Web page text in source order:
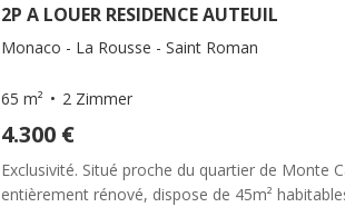
2P A LOUER RESIDENCE AUTEUIL
Monaco - La Rousse - Saint Roman
65 m² 2 Zimmer
4.300 €
Exclusivité. Situé proche du quartier de Monte
entièrement rénové, dispose de 45m²